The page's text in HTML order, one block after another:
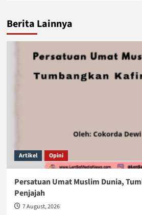
Berita Lainnya
Artikel Opini
Persatuan Umat Muslim Dunia,
Penjajah
7 August, 2026